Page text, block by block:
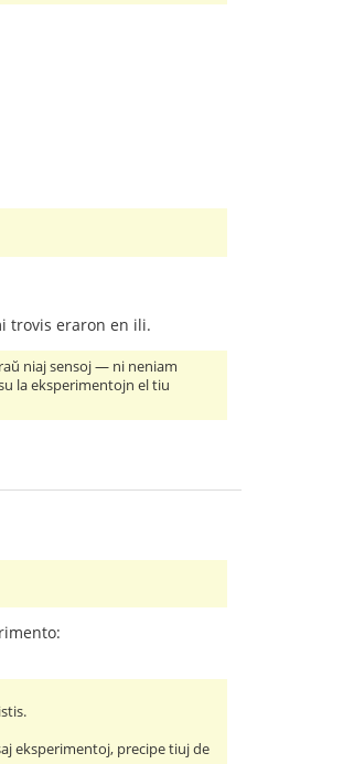
trovis eraron en ili.
niaj sensoj — ni neniam
la eksperimentojn el tiu
eksperimentoj, precipe tiuj de